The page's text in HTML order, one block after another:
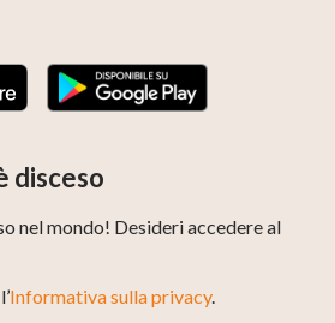
disceso
nel mondo! Desideri accedere al
Informativa sulla privacy.